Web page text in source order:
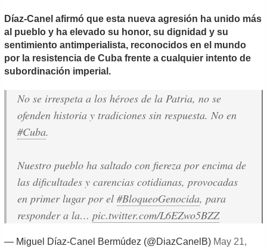
Díaz-Canel afirmó que esta nueva agresión ha unido más
al pueblo y ha elevado su honor, su dignidad y su
sentimiento antimperialista, reconocidos en el mundo
por la resistencia de Cuba frente a cualquier intento de
subordinación imperial.
No se irrespeta a los héroes de la Patria, no se
ofenden historia y tradiciones sin respuesta. No en
#Cuba.
Nuestro pueblo ha saltado con fiereza por encima de
las dificultades y carencias cotidianas, provocadas
en primer lugar por el#BloqueoGenocida, para
responder a la…pic.twitter.com/L6EZwo5BZZ
— Miguel Díaz-Canel Bermúdez (@DiazCanelB) May 21,